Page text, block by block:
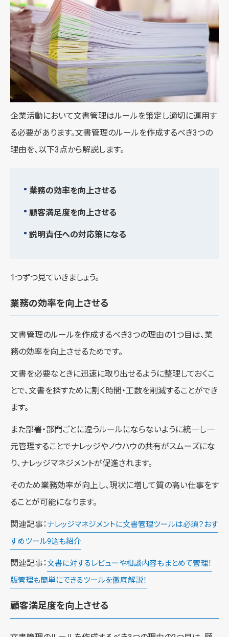
企業活動において文書管理はルールを策定し適切に運用す
る必要があります。文書管理のルールを作成するべき3つの
理由を、以下3点から解説します。
業務の効率を向上させる
顧客満足度を向上させる
説明責任への対応策になる
1つずつ見ていきましょう。
業務の効率を向上させる
文書管理のルールを作成するべき3つの理由の1つ目は、業
務の効率を向上させるためです。
文書を必要なときに迅速に取り出せるように整理しておくこ
とで、文書を探すために割く時間・工数を削減することができ
ます。
また部署・部門ごとに違うルールにならないように統一し一
元管理することでナレッジやノウハウの共有がスムーズにな
り、ナレッジマネジメントが促進されます。
そのため業務効率が向上し、現状に増して質の高い仕事をす
ることが可能になります。
関連記事： ナレッジマネジメントに文書管理ツールは必須？おす
すめツール9選も紹介
関連記事：文書に対するレビューや相談内容もまとめて管理！
版管理も簡単にできるツールを徹底解説！
顧客満足度を向上させる